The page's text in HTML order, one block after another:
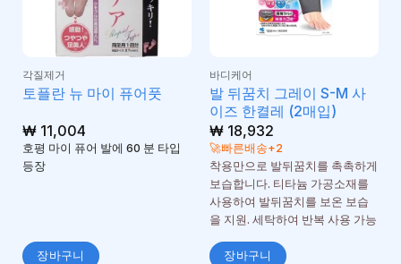
각질제거
토플란 뉴 마이 퓨어풋
₩11,004
호평 마이 퓨어 발에 60 분 타입
등장
장바구니
바디케어
발 뒤꿈치 그레이 S-M 사
이즈 한켤레 (2매입)
₩18,932
🚀빠른배송+2
착용만으로 발뒤꿈치를 촉촉하게
보습합니다. 티타늄 가공소재를
사용하여 발뒤꿈치를 보온 보습
을 지원. 세탁하여 반복 사용 가능
장바구니